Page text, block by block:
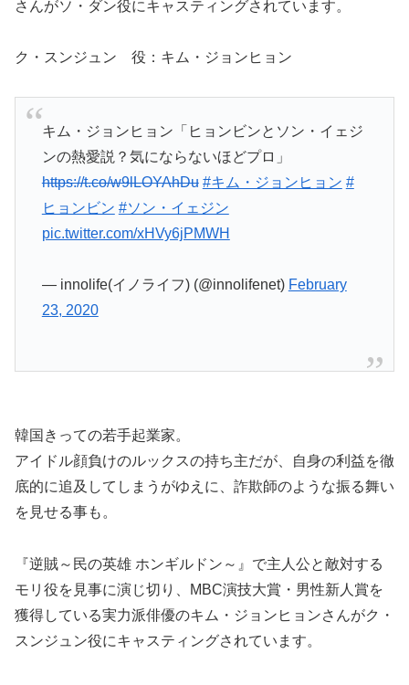
さんがソ・ダン役にキャスティングされています。
ク・スンジュン 役：キム・ジョンヒョン
キム・ジョンヒョン「ヒョンビンとソン・イェジ
ンの熱愛説？気にならないほどプロ」
https://t.co/w9lLOYAhDu #キム・ジョンヒョン #
ヒョンビン #ソン・イェジン
pic.twitter.com/xHVy6jPMWH
— innolife(イノライフ) (@innolifenet) February
23, 2020
韓国きっての若手起業家。
アイドル顔負けのルックスの持ち主だが、自身の利益を徹
底的に追及してしまうがゆえに、詐欺師のような振る舞い
を見せる事も。
『逆賊～民の英雄 ホンギルドン～』で主人公と敵対する
モリ役を見事に演じ切り、MBC演技大賞・男性新人賞を
獲得している実力派俳優のキム・ジョンヒョンさんがク・
スンジュン役にキャスティングされています。